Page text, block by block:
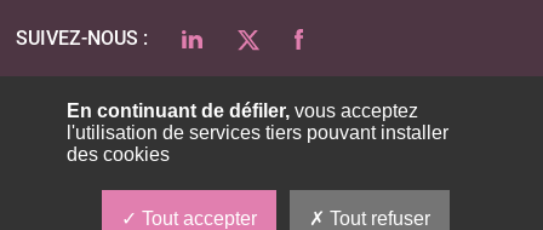
SUIVEZ-NOUS : LINKEDINTWITTERFACEBOOK
PLAN DU SITE
En continuant de défiler,vous acceptez
l'utilisation de services tiers pouvant installer
des cookies
Tout accepter Tout refuser